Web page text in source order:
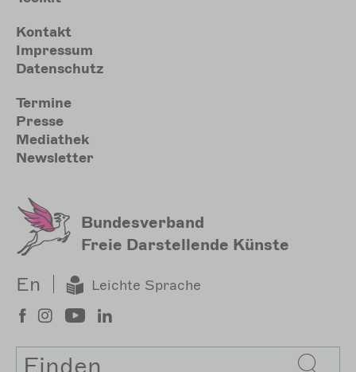
Meta
Kontakt
Impressum
Datenschutz
Sekundärmenu
Termine
Presse
Mediathek
Newsletter
Bundesverband
Freie Darstellende Künste
En Leichte Sprache
Suche